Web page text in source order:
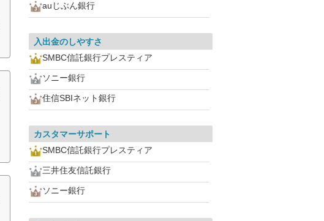
auじぶん銀行
入出金のしやすさ
SMBC信託銀行プレスティア
ソニー銀行
住信SBIネット銀行
カスタマーサポート
SMBC信託銀行プレスティア
三井住友信託銀行
ソニー銀行